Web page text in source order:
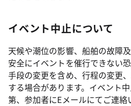
イベント中止について
天候や潮位の影響、船舶の故障
安全にイベントを催行できない
手段の変更を含め、行程の変更
する場合があります。イベント
第、参加者にEメールにてご連絡